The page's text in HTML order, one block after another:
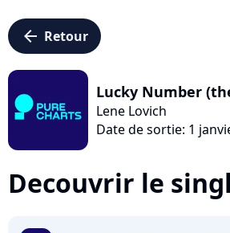
arrow_left Retour
Lucky Number
Lene Lovich
Date de sortie: 1
Decouvrir le